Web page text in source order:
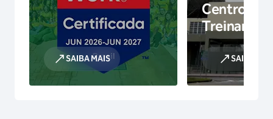
SAIBA MAIS
Centro de
SAIBA